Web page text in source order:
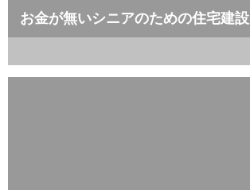
お金が無いシニアのための住宅建設